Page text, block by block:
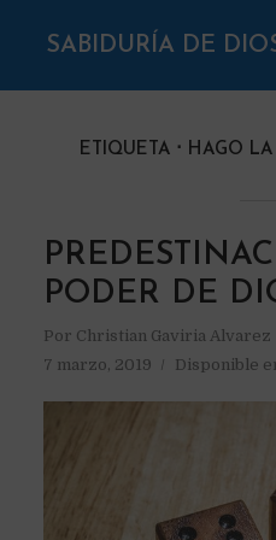
SABIDURÍA DE
ETIQUETA HAGO
PODER DE
Por Christian Gaviria Alvarez
7 marzo, 2019
Disponible